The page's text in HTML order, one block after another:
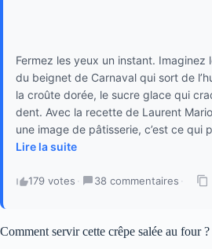
Fermez les yeux un instant. Imaginez
du beignet de Carnaval qui sort de
la croûte dorée, le sucre glace qui
dent. Avec la recette de Laurent
une image de pâtisserie, c’est ce qui
Lire la suite
179 votes · 38 commentaires ·
Comment servir cette crêpe salée au four ?